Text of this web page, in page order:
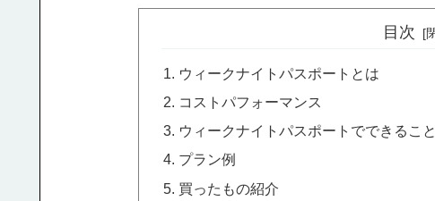
目次
ウィークナイトパスポートとは
コストパフォーマンス
ウィークナイトパスポートでできること
プラン例
買ったもの紹介